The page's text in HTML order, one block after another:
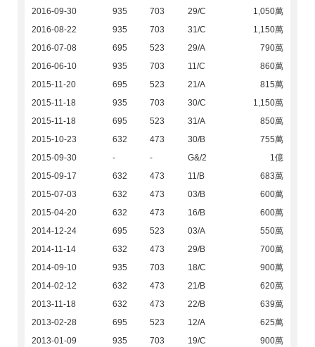
2016-09-30 935 703 29/C
1,050萬
2016-08-22
935 703 31/C
1,150萬
2016-07-08
695 523 29/A
790萬
2016-06-10
935 703 11/C
860萬
2015-11-20
695 523 21/A
815萬
2015-11-18
935 703 30/C
1,150萬
2015-11-18
695 523 31/A
850萬
2015-10-23
632 473 30/B
755萬
2015-09-30
- - G&/2
1億
2015-09-17
632 473 11/B
683萬
2015-07-03
632 473 03/B
600萬
2015-04-20
632 473 16/B
600萬
2014-12-24
695 523 03/A
550萬
2014-11-14
632 473 29/B
700萬
2014-09-10
935 703 18/C
900萬
2014-02-12
632 473 21/B
620萬
2013-11-18
632 473 22/B
639萬
2013-02-28
695 523 12/A
625萬
2013-01-09
935 703 19/C
900萬